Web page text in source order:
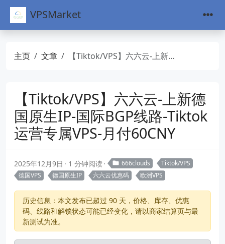
VPSMarket
主页 文章 【Tiktok/VPS】六六云-上新德国原生IP-国际BGP线路-Tiktok运营专属VPS-月付60CNY
【Tiktok/VPS】六六云-上新德
国原生IP-国际BGP线路-Tiktok
运营专属VPS-月付60CNY
2025年12月9日 1 分钟阅读 666clouds
Tiktok/VPS
德国VPS
德国原生IP 六六云优惠码 欧洲VPS
历史信息：本文发布已超过 90 天，价格、库存、优惠
码、线路和解锁状态可能已经变化，请以商家结算页与最
新测试为准。